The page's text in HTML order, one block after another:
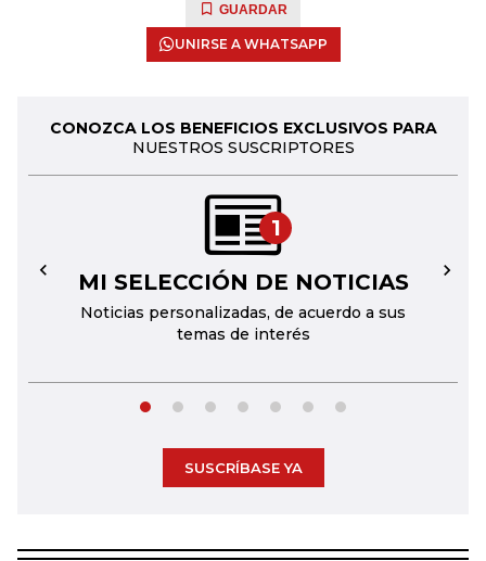
GUARDAR
UNIRSE A WHATSAPP
CONOZCA LOS BENEFICIOS EXCLUSIVOS PARA
NUESTROS SUSCRIPTORES
1
MI SELECCIÓN DE NOTICIAS
Noticias personalizadas, de acuerdo a sus
temas de interés
← →
SUSCRÍBASE YA